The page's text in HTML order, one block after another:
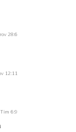
28:6
12:11
6:9